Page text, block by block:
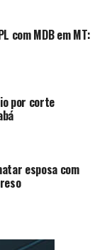
facilitar e
no país.“Acho
um salto
dar um salto
como poucos
o
com MDB em MT:
por corte
esposa com